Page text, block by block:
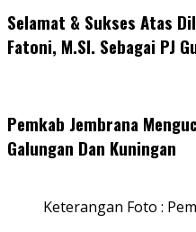
Selamat & Sukses Atas
Fatoni, M.SI. Sebagai PJ
Pemkab Jembrana
Galungan Dan Kuningan
Keterangan Foto :